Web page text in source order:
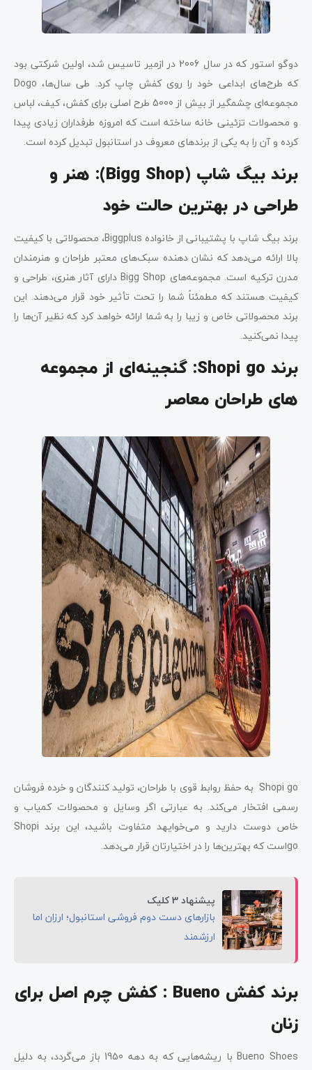
دوگو استور که در سال 2006 در ازمیر تاسیس شد، اولین شرکتی بود
که طرح‌های ابداعی خود را روی کفش چاپ کرد. طی سال‌ها، Dogo
مجموعه‌ای چشمگیر از بیش از 5000 طرح اصلی برای کفش، کیف، لباس
و محصولات تزئینی خانه ساخته است که امروزه طرفداران زیادی پیدا
کرده و آن را به یکی از برندهای معروف در استانبول تبدیل کرده است.
برند بیگ شاپ (Bigg Shop): هنر و
طراحی در بهترین حالت خود
برند بیگ شاپ با پشتیبانی از خانواده Biggplus، محصولاتی با کیفیت
بالا ارائه می‌دهد که نشان دهنده سبک‌های معتبر طراحان و هنرمندان
مدرن ترکیه است. مجموعه‌های Bigg Shop دارای آثار هنری، طراحی و
کیفیت هستند که مطمئناً شما را تحت تأثیر خود قرار می‌دهند. این
برند محصولاتی خاص و زیبا را به شما ارائه خواهد کرد که نظیر آن‌ها را
پیدا نمی‌کنید.
برند Shopi go: گنجینه‌ای از مجموعه
های طراحان معاصر
Shopi go به حفظ روابط قوی با طراحان، تولید کنندگان و خرده فروشان
رسمی افتخار می‌کند. به عبارتی اگر وسایل و محصولات کمیاب و
خاص دوست دارید و می‌خوایهد متفاوت باشید، این برند Shopi
goاست که بهترین‌ها را در اختیارتان قرار می‌دهد.
پیشنهاد 3 کلیک
بازارهای دست دوم فروشی استانبول؛ ارزان اما
ارزشمند
برند کفش
: کفش چرم اصل برای
زنان
Bueno Shoes با ریشه‌هایی که به دهه 1950 باز می‌گردد، به دلیل